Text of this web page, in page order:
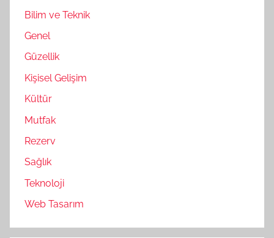
Bilim ve Teknik
Genel
Güzellik
Kişisel Gelişim
Kültür
Mutfak
Rezerv
Sağlık
Teknoloji
Web Tasarım